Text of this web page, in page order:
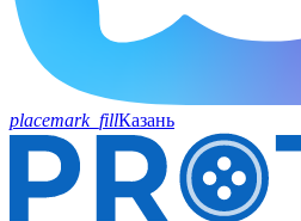
placemark_fillКазань